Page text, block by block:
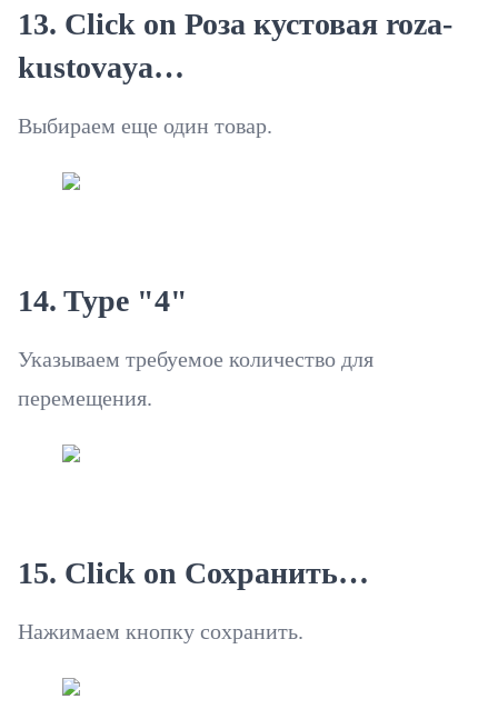
13. Click on Роза кустовая roza-
kustovaya…
Выбираем еще один товар.
14. Type "4"
Указываем требуемое количество для
перемещения.
15. Click on Сохранить…
Нажимаем кнопку сохранить.